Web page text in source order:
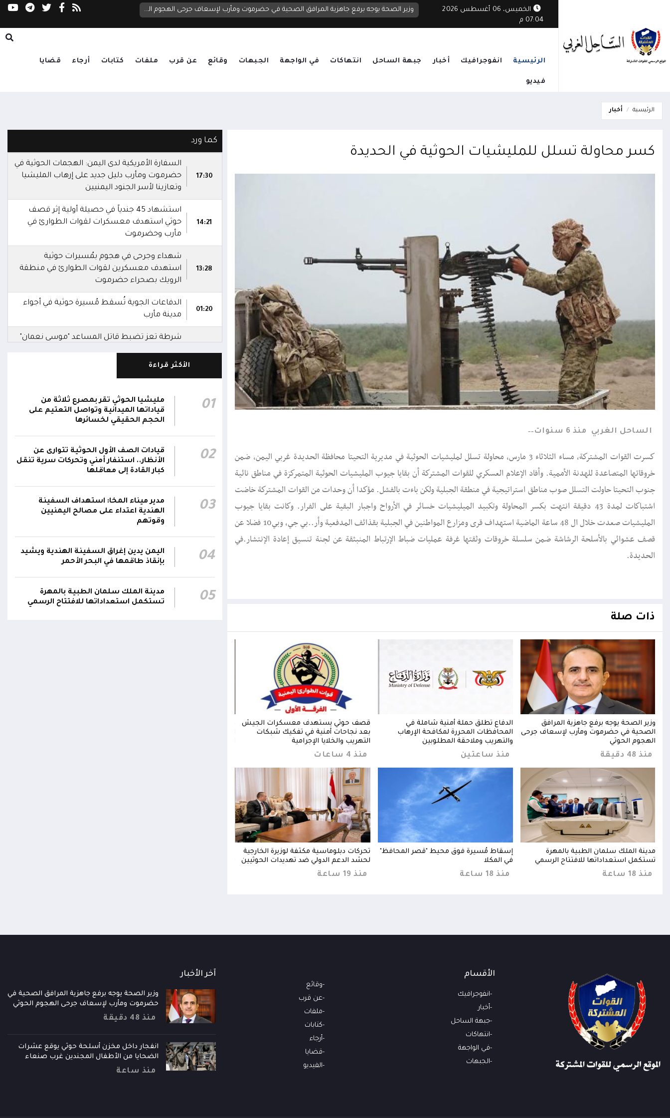
الخميس، 06 أغسطس 2026
07:04 م
وزير الصحة يوجه برفع جاهزية المرافق الصحية في حضرموت ومأرب لإسعاف جرحى الهجوم الحوثي الشهري: التحالف البحري خطوة استراتيجية
الرئيسية انفوجرافيك أخبار جبهة الساحل انتهاكات في الواجهة الجبهات وقائع عن قرب ملفات كتابات أرجاء قضايا
فيديو
الرئيسية أخبار
كسر محاولة تسلل للمليشيات الحوثية في الحديدة
الساحل الغربي منذ 6 سنوات
كسرت القوات المشتركة، مساء الثلاثاء 3 مارس، محاولة تسلل لمليشيات الحوثية في مديرية التحيتا محافظة الحديدة غربي اليمن، ضمن
خروقاتها المتصاعدة للهدنة الأممية. وأفاد الإعلام العسكري للقوات المشتركة أن بقايا جيوب المليشيات الحوثية المتمركزة في مناطق نائية
جنوب التحيتا حاولت التسلل صوب مناطق استراتيجية في منطقة الجبلية ولكن باءت بالفشل. مؤكدا أن وحدات من القوات المشتركة خاضت
اشتباكات لمدة 43 دقيقة انتهت بكسر المحاولة وتكبيد الميليشيات خسائر في الأرواح واجبار البقية على الفرار. وكانت بقايا جيوب
المليشيات صعدت خلال ال 48 ساعة الماضية استهداف قرى ومزارع المواطنين في الجبلية بقذائف المدفعية وأر..بي جي، وبي10 فضلا عن
قصف عشوائي بالأسلحة الرشاشة ضمن سلسلة خروقات وثقتها غرفة عمليات ضباط الإرتباط المنبثقة عن لجنة تنسيق إعادة الإنتشار.في
الحديدة.
ذات صلة
وزير الصحة يوجه برفع جاهزية المرافق
الصحية في حضرموت ومأرب لإسعاف جرحى
الهجوم الحوثي
منذ 48 دقيقة
الدفاع تطلق حملة أمنية شاملة في
المحافظات المحررة لمكافحة الإرهاب
والتهريب وملاحقة المطلوبين
منذ ساعتين
قصف حوثي يستهدف معسكرات الجيش
بعد نجاحات أمنية في تفكيك شبكات
التهريب والخلايا الإجرامية
منذ 4 ساعات
مدينة الملك سلمان الطبية بالمهرة
تستكمل استعداداتها للافتتاح الرسمي
منذ 18 ساعة
إسقاط مُسيرة فوق محيط "قصر المحافظ"
في المكلا
منذ 18 ساعة
تحركات دبلوماسية مكثفة لوزيرة الخارجية
لحشد الدعم الدولي ضد تهديدات الحوثيين
منذ 19 ساعة
كما ورد
17:30
السفارة الأمريكية لدى اليمن: الهجمات الحوثية في
حضرموت ومأرب دليل جديد على إرهاب المليشيا
وتعازينا لأسر الجنود اليمنيين
14:21
استشهاد 45 جندياً في حصيلة أولية إثر قصف
حوثي استهدف معسكرات لقوات الطوارئ في
مأرب وحضرموت
13:28
شهداء وجرحى في هجوم بمُسيرات حوثية
استهدف معسكرين لقوات الطوارئ في منطقة
الرويك بصحراء حضرموت
01:20
الدفاعات الجوية تُسقط مُسيرة حوثية في أجواء
مدينة مأرب
شرطة تعز تضبط قاتل المساعد "موسى نعمان"
ارتكابه الجريمة.. وتؤكد استكمال الإجراءات لإحالته
23:16
مركز الملك سلمان يوقع برنامجاً لإعادة تأهيل
وتجهيز 11 منشأة صحية في لحج والضالع
وسقطرى يستفيد منها أكثر من 112 ألف شخص
22:01
سعودية خلال 24 ساعة بصاروخ باليستي في خليج
21:45
الشركة اليمنية للغاز: أعمال الصيانة أوشكت على
الانتهاء وإمدادات الغاز ستعود تدريجياً لتغطية
احتياجات كافة المحافظات
الأكثر قراءة
01
مليشيا الحوثي تقر بمصرع ثلاثة من
قياداتها الميدانية وتواصل التعتيم على
الحجم الحقيقي لخسائرها
02
قيادات الصف الأول الحوثية تتوارى عن
الأنظار.. استنفار أمني وتحركات سرية تنقل
كبار القادة إلى معاقلها
03
مدير ميناء المخا: استهداف السفينة
الهندية اعتداء على مصالح اليمنيين
وقوتهم
04
اليمن يدين إغراق السفينة الهندية ويشيد
بإنقاذ طاقمها في البحر الأحمر
05
مدينة الملك سلمان الطبية بالمهرة
تستكمل استعداداتها للافتتاح الرسمي
الأقسام
انفوجرافيك
أخبار
جبهة الساحل
انتهاكات
في الواجهة
الجبهات
وقائع
عن قرب
ملفات
كتابات
أرجاء
قضايا
الفيديو
آخر الأخبار
وزير الصحة يوجه برفع جاهزية المرافق الصحية في
حضرموت ومأرب لإسعاف جرحى الهجوم الحوثي
منذ 48 دقيقة
انفجار داخل مخزن أسلحة حوثي يوقع عشرات
الضحايا من الأطفال المجندين غرب صنعاء
منذ ساعة